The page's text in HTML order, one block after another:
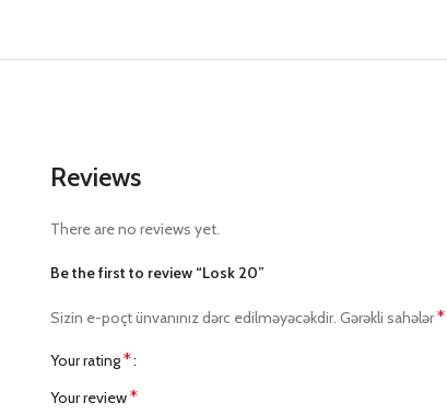
Reviews
There are no reviews yet.
Be the first to review “Losk 20”
Sizin e-poçt ünvanınız dərc edilməyəcəkdir. Gərəkli sahələr*
Your rating*
Your review*